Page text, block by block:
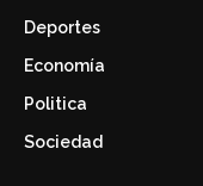
Deportes
Economía
Politica
Sociedad